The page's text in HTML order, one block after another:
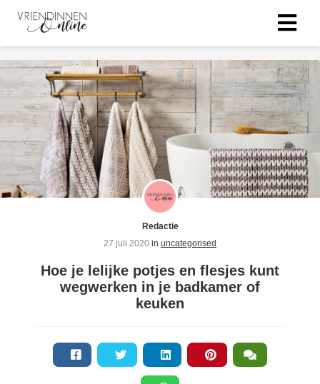
Redactie
27 juli 2020 in uncategorised
Hoe je lelijke potjes en flesjes kunt
wegwerken in je badkamer of
keuken